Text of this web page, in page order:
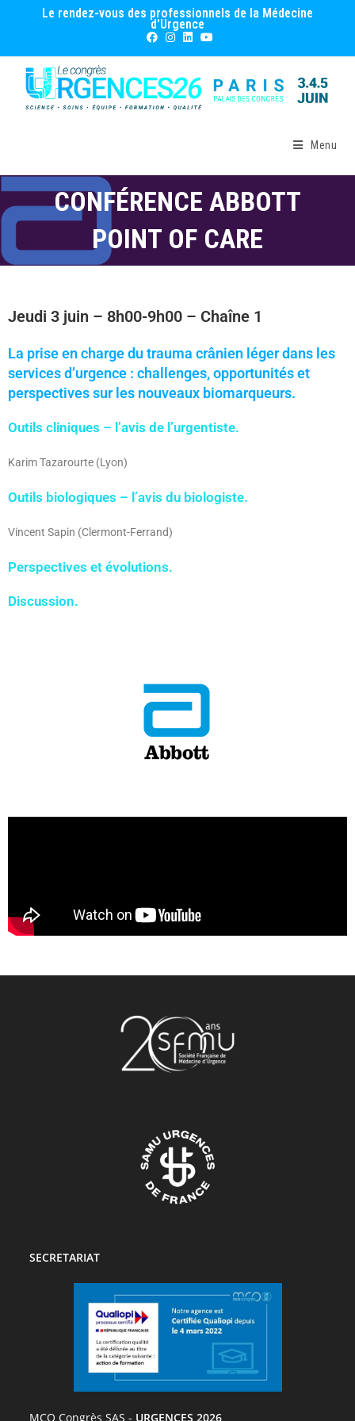
Le rendez-vous des professionnels de la Médecine
d'Urgence
Menu
CONFÉRENCE ABBOTT
POINT OF CARE
Jeudi 3 juin – 8h00-9h00 – Chaîne 1
La prise en charge du trauma crânien léger dans les
services d’urgence : challenges, opportunités et
perspectives sur les nouveaux biomarqueurs.
Outils cliniques – l’avis de l’urgentiste.
Karim Tazarourte (Lyon)
Outils biologiques – l’avis du biologiste.
Vincent Sapin (Clermont-Ferrand)
Perspectives et évolutions.
Discussion.
SECRETARIAT
MCO Congrès SAS - URGENCES 2026